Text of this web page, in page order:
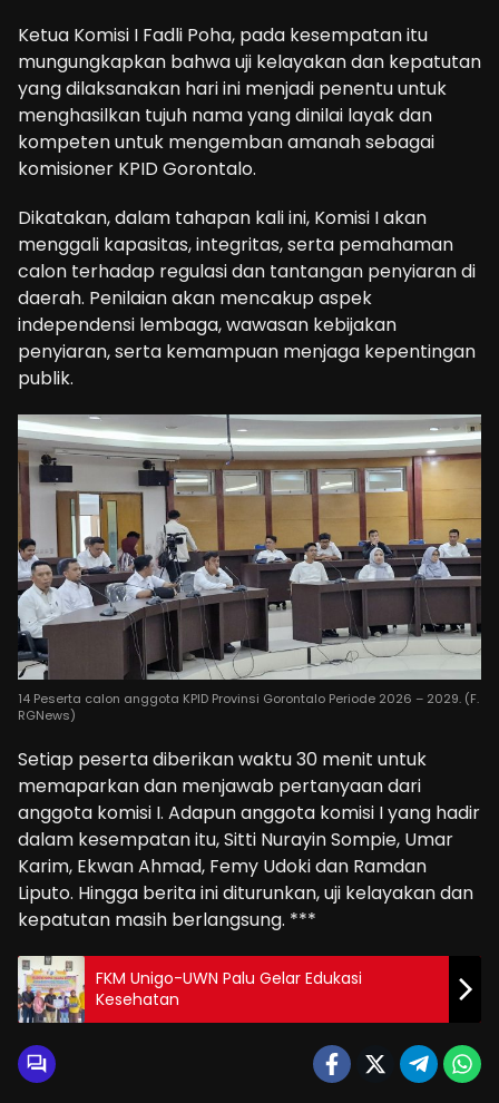
Ketua Komisi I Fadli Poha, pada kesempatan itu
mungungkapkan bahwa uji kelayakan dan kepatutan
yang dilaksanakan hari ini menjadi penentu untuk
menghasilkan tujuh nama yang dinilai layak dan
kompeten untuk mengemban amanah sebagai
komisioner KPID Gorontalo.
Dikatakan, dalam tahapan kali ini, Komisi I akan
menggali kapasitas, integritas, serta pemahaman
calon terhadap regulasi dan tantangan penyiaran di
daerah. Penilaian akan mencakup aspek
independensi lembaga, wawasan kebijakan
penyiaran, serta kemampuan menjaga kepentingan
publik.
14 Peserta calon anggota KPID Provinsi Gorontalo Periode 2026 – 2029. (F.
RGNews)
Setiap peserta diberikan waktu 30 menit untuk
memaparkan dan menjawab pertanyaan dari
anggota komisi I. Adapun anggota komisi I yang hadir
dalam kesempatan itu, Sitti Nurayin Sompie, Umar
Karim, Ekwan Ahmad, Femy Udoki dan Ramdan
Liputo. Hingga berita ini diturunkan, uji kelayakan dan
kepatutan masih berlangsung. ***
FKM Unigo-UWN Palu Gelar Edukasi
Kesehatan